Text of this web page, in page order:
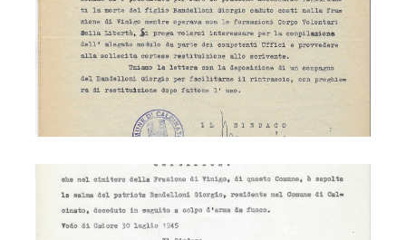
Partigiano Bandelloni